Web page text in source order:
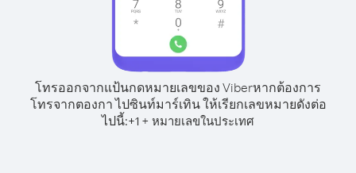
โทรออกจากแป้นกดหมายเลขของ Viberหากต้องการ
โทรจากตองกา ไปซินท์มาร์เทิน ให้เรียกเลขหมายดังต่อ
ไปนี้:+1 + หมายเลขในประเทศ